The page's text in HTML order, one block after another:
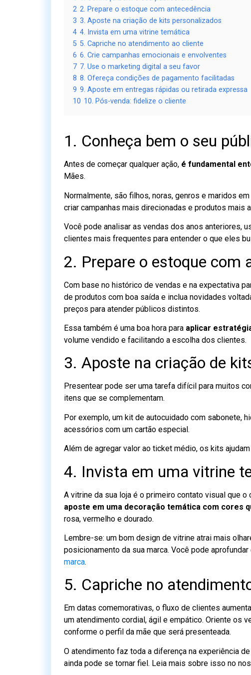
2 2. Prepare o estoque com antecedência
3 3. Aposte na criação de kits personalizados
4 4. Invista em uma vitrine temática
5 5. Capriche no atendimento ao cliente
6 6. Crie campanhas emocionais e envolventes
7 7. Use o marketing digital a seu favor
8 8. Ofereça condições de pagamento facilitadas
9 9. Aposte em entregas rápidas ou retirada expressa
10 10. Pós-venda: fidelize o cliente
1. Conheça bem o seu
Antes de começar qualquer ação, é fundamental
Mães.
Normalmente, são filhos, noras, genros e maridos
criar campanhas mais direcionadas e produtos mais
Você pode analisar as vendas dos anos anteriores,
clientes mais frequentes para entender o que eles
2. Prepare o estoque com
Com base no histórico de vendas e na expectativa
de produtos com boa saída e inclua novidades
preços para atender públicos distintos.
Essa também é uma boa hora para aplicar
volume vendido e facilitando a escolha dos clientes.
3. Aposte na criação de
Presentear pode ser uma tarefa difícil para muitos
itens que se complementam.
Por exemplo, um kit de autocuidado com sabonete,
acessórios com um cartão especial.
Além de agregar valor ao ticket médio, os kits
4. Invista em uma vitrine
A vitrine da sua loja é o primeiro contato visual que
aposte em uma decoração temática com cores
rosa, vermelho e dourado.
Lembre-se: um bom design de vitrine atrai mais
posicionamento da sua marca. Você pode
marca.
5. Capriche no
Em datas comemorativas, o fluxo de clientes
um atendimento cordial, ágil e empático. Oriente os
conforme o perfil da mãe que será presenteada.
O atendimento faz toda a diferença na experiência
ainda pode se tornar fiel. Leia mais sobre isso no